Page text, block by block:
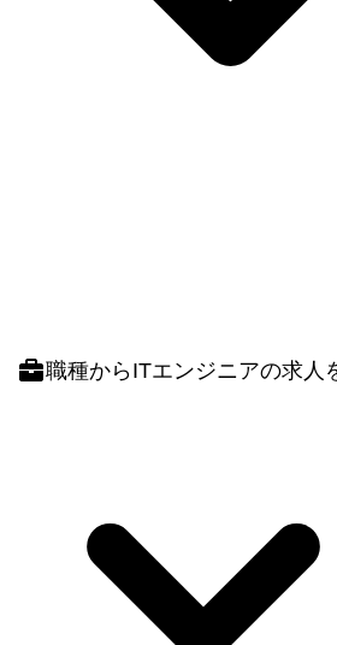
職種からITエンジニアの求人